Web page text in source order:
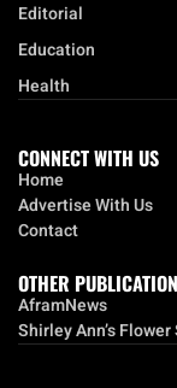
Editorial
Education
Health
CONNECT WITH US
Home
Advertise With Us
Contact
OTHER
AframNews
Shirley Ann’s Flower